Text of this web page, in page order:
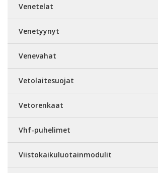
Venetelat
Venetyynyt
Venevahat
Vetolaitesuojat
Vetorenkaat
Vhf-puhelimet
Viistokaikuluotainmodulit